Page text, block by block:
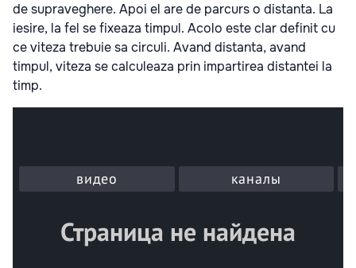
de supraveghere. Apoi el are de parcurs o distanta. La
iesire, la fel se fixeaza timpul. Acolo este clar definit cu
ce viteza trebuie sa circuli. Avand distanta, avand
timpul, viteza se calculeaza prin impartirea distantei la
timp.